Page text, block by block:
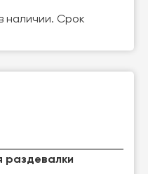
наличии. Срок
раздевалки